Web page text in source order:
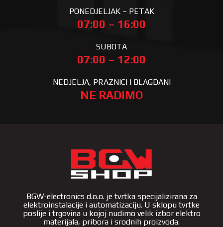
PONEDJELJAK – PETAK
07:00 – 16:00
SUBOTA
07:00 – 12:00
NEDJELJA, PRAZNICI I BLAGDANI
NE RADIMO
BGW-electronics d.o.o. je tvrtka specijalizirana za
elektroinstalacije i automatizaciju. U sklopu tvrtke
poslije i trgovina u kojoj nudimo velik izbor elektro
materijala, pribora i srodnih proizvoda.